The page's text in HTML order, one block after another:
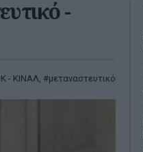
-
- ΚΙΝΑΛ, μεταναστευτικό